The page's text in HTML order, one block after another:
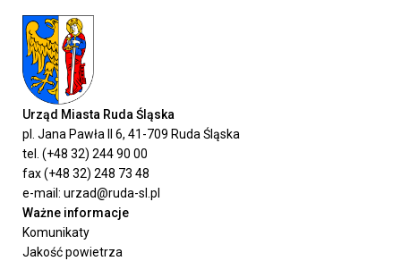
Urząd Miasta Ruda Śląska
pl. Jana Pawła II 6, 41-709 Ruda Śląska
tel. (+48 32) 244 90 00
fax (+48 32) 248 73 48
e-mail: urzad@ruda-sl.pl
Ważne informacje
Komunikaty
Jakość powietrza